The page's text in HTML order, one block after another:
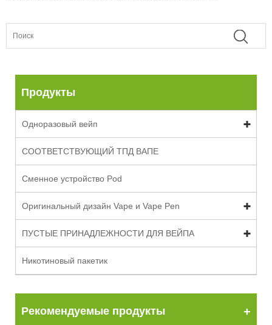
Продукты
Одноразовый вейп
СООТВЕТСТВУЮЩИЙ ТПД ВАПЕ
Сменное устройство Pod
Оригинальный дизайн Vape и Vape Pen
ПУСТЫЕ ПРИНАДЛЕЖНОСТИ ДЛЯ ВЕЙПА
Никотиновый пакетик
Рекомендуемые продукты